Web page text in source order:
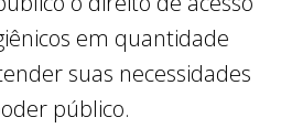
em quantidade
suas necessidades
público.